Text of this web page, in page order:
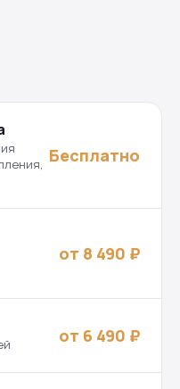
Бесплатно
от 8 490 ₽
от 6 490 ₽